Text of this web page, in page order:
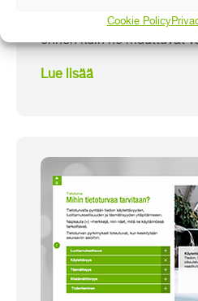
Cookie Policy
painottaa riskien
ennen kuin ne muuttuvat
Lue lisää